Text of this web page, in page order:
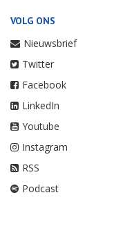
VOLG ONS
Nieuwsbrief
Twitter
Facebook
LinkedIn
Youtube
Instagram
RSS
Podcast